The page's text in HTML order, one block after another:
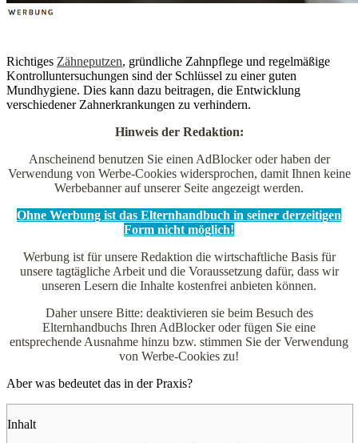
Richtiges Zähneputzen, gründliche Zahnpflege und regelmäßige
Kontrolluntersuchungen sind der Schlüssel zu einer guten
Mundhygiene. Dies kann dazu beitragen, die Entwicklung
verschiedener Zahnerkrankungen zu verhindern.
Hinweis der Redaktion:
Anscheinend benutzen Sie einen AdBlocker oder haben der
Verwendung von Werbe-Cookies widersprochen, damit Ihnen keine
Werbebanner auf unserer Seite angezeigt werden.
Ohne Werbung ist das Elternhandbuch in seiner derzeitigen
Form nicht möglich!
Werbung ist für unsere Redaktion die wirtschaftliche Basis für
unsere tagtägliche Arbeit und die Voraussetzung dafür, dass wir
unseren Lesern die Inhalte kostenfrei anbieten können.
Daher unsere Bitte: deaktivieren sie beim Besuch des
Elternhandbuchs Ihren AdBlocker oder fügen Sie eine
entsprechende Ausnahme hinzu bzw. stimmen Sie der Verwendung
von Werbe-Cookies zu!
Aber was bedeutet das in der Praxis?
Inhalt